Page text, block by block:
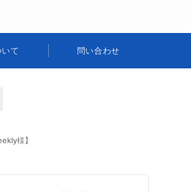
て 問い合わせ
様】